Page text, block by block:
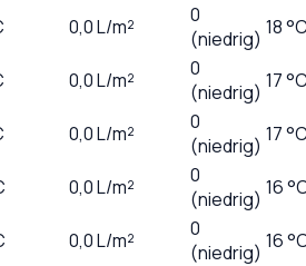
0,0L/m²
0
(niedrig) 18
0,0L/m²
0
(niedrig) 17
0,0L/m²
0
(niedrig) 17
0,0L/m²
0
(niedrig) 16
0,0L/m²
0
(niedrig) 16